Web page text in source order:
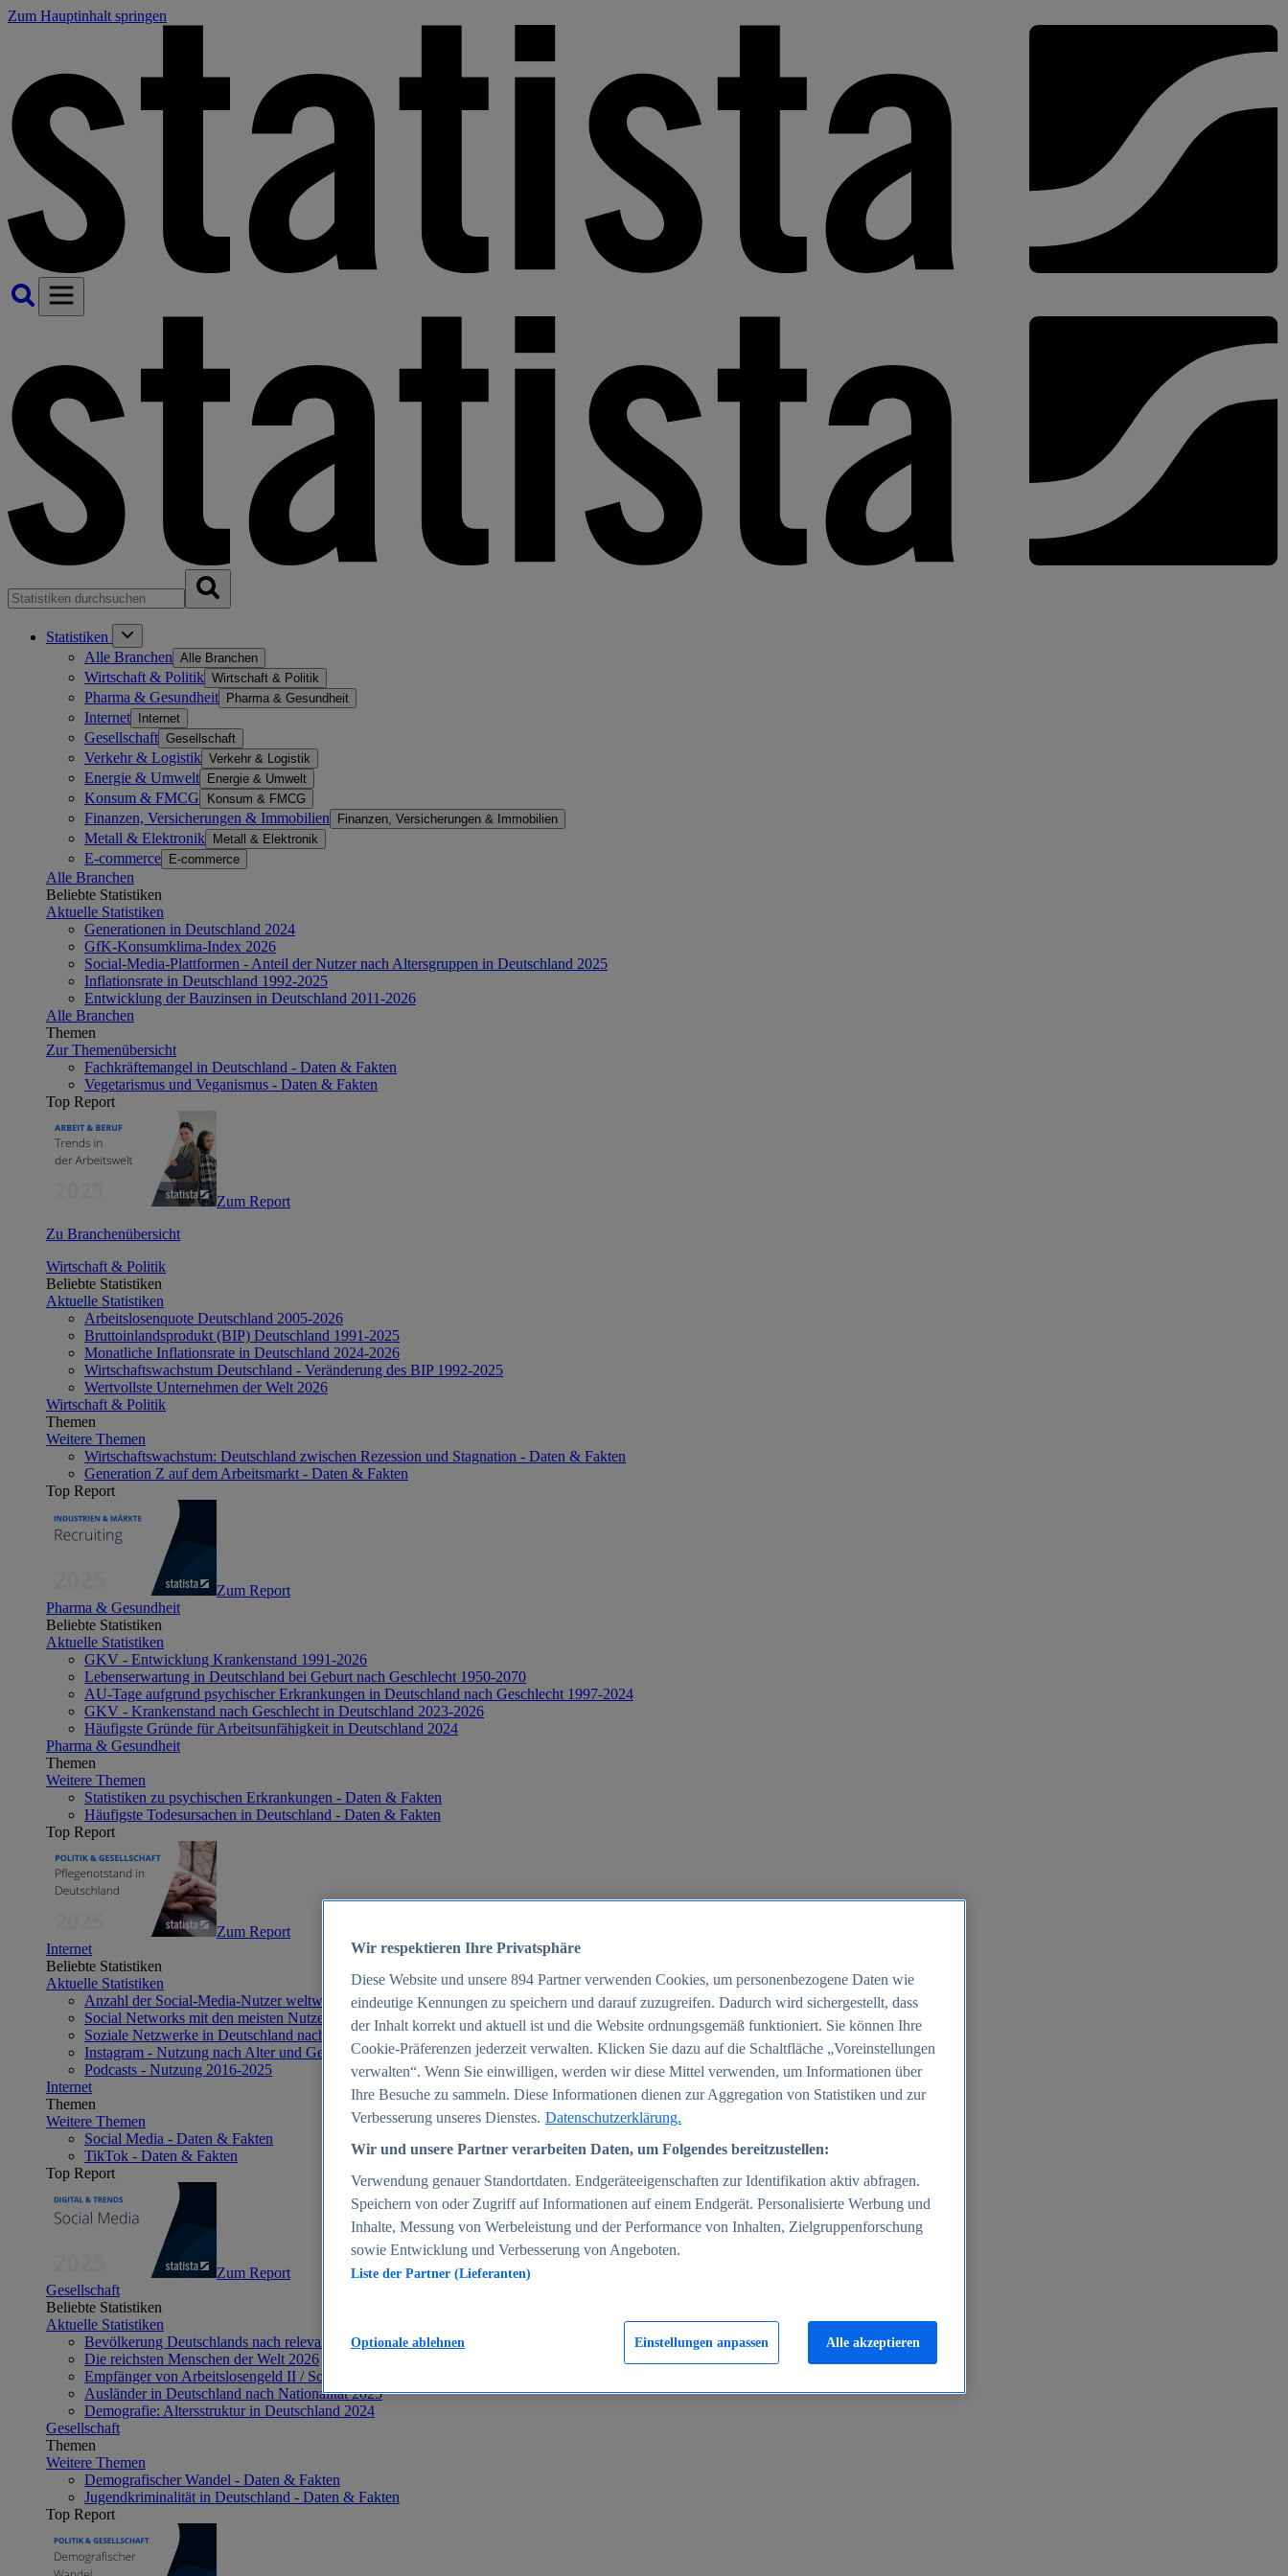
Zum Hauptinhalt springen
Statistiken
Alle Branchen Alle Branchen
Wirtschaft & Politik Wirtschaft & Politik
Pharma & Gesundheit Pharma & Gesundheit
Internet Internet
Gesellschaft Gesellschaft
Verkehr & Logistik Verkehr & Logistik
Energie & Umwelt Energie & Umwelt
Konsum & FMCG Konsum & FMCG
Finanzen, Versicherungen & Immobilien Finanzen, Versicherungen & Immobilien
Metall & Elektronik Metall & Elektronik
E-commerce E-commerce
Alle Branchen
Beliebte Statistiken
Aktuelle Statistiken
Generationen in Deutschland 2024
GfK-Konsumklima-Index 2026
Social-Media-Plattformen - Anteil der Nutzer nach Altersgruppen in Deutschland 2025
Inflationsrate in Deutschland 1992-2025
Entwicklung der Bauzinsen in Deutschland 2011-2026
Alle Branchen
Themen
Zur Themenübersicht
Fachkräftemangel in Deutschland - Daten & Fakten
Vegetarismus und Veganismus - Daten & Fakten
Top Report
Zum Report
Zu Branchenübersicht
Wirtschaft & Politik
Beliebte Statistiken
Aktuelle Statistiken
Arbeitslosenquote Deutschland 2005-2026
Bruttoinlandsprodukt (BIP) Deutschland 1991-2025
Monatliche Inflationsrate in Deutschland 2024-2026
Wirtschaftswachstum Deutschland - Veränderung des BIP 1992-2025
Wertvollste Unternehmen der Welt 2026
Wirtschaft & Politik
Themen
Weitere Themen
Wirtschaftswachstum: Deutschland zwischen Rezession und Stagnation - Daten & Fakten
Generation Z auf dem Arbeitsmarkt - Daten & Fakten
Top Report
Zum Report
Pharma & Gesundheit
Beliebte Statistiken
Aktuelle Statistiken
GKV - Entwicklung Krankenstand 1991-2026
Lebenserwartung in Deutschland bei Geburt nach Geschlecht 1950-2070
AU-Tage aufgrund psychischer Erkrankungen in Deutschland nach Geschlecht 1997-2024
GKV - Krankenstand nach Geschlecht in Deutschland 2023-2026
Häufigste Gründe für Arbeitsunfähigkeit in Deutschland 2024
Pharma & Gesundheit
Themen
Weitere Themen
Statistiken zu psychischen Erkrankungen - Daten & Fakten
Häufigste Todesursachen in Deutschland - Daten & Fakten
Top Report
Zum Report
Internet
Beliebte Statistiken
Aktuelle Statistiken
Anzahl der Social-Media-Nutzer weltweit 2012-2025
Social Networks mit den meisten Nutzern weltweit 2025
Soziale Netzwerke in Deutschland nach Generationen 2025
Instagram - Nutzung nach Alter und Geschlecht in Deutschland 2025
Podcasts - Nutzung 2016-2025
Internet
Themen
Weitere Themen
Social Media - Daten & Fakten
TikTok - Daten & Fakten
Top Report
Zum Report
Gesellschaft
Beliebte Statistiken
Aktuelle Statistiken
Bevölkerung Deutschlands nach relevanten Altersgruppen 2024
Die reichsten Menschen der Welt 2026
Empfänger von Arbeitslosengeld II / Sozialgeld / Bürgergeld in Deutschland 2005-2025
Ausländer in Deutschland nach Nationalität 2025
Demografie: Altersstruktur in Deutschland 2024
Gesellschaft
Themen
Weitere Themen
Demografischer Wandel - Daten & Fakten
Jugendkriminalität in Deutschland - Daten & Fakten
Top Report
Wir respektieren Ihre Privatsphäre
Diese Website und unsere 894 Partner verwenden Cookies, um personenbezogene Daten wie
eindeutige Kennungen zu speichern und darauf zuzugreifen. Dadurch wird sichergestellt, dass
der Inhalt korrekt und aktuell ist und die Website ordnungsgemäß funktioniert. Sie können Ihre
Cookie-Präferenzen jederzeit verwalten. Klicken Sie dazu auf die Schaltfläche „Voreinstellungen
verwalten“. Wenn Sie einwilligen, werden wir diese Mittel verwenden, um Informationen über
Ihre Besuche zu sammeln. Diese Informationen dienen zur Aggregation von Statistiken und zur
Verbesserung unseres Dienstes. Datenschutzerklärung.
Wir und unsere Partner verarbeiten Daten, um Folgendes bereitzustellen:
Verwendung genauer Standortdaten. Endgeräteeigenschaften zur Identifikation aktiv abfragen.
Speichern von oder Zugriff auf Informationen auf einem Endgerät. Personalisierte Werbung und
Inhalte, Messung von Werbeleistung und der Performance von Inhalten, Zielgruppenforschung
sowie Entwicklung und Verbesserung von Angeboten.
Liste der Partner (Lieferanten)
Einstellungen anpassen
Optionale ablehnen Alle akzeptieren